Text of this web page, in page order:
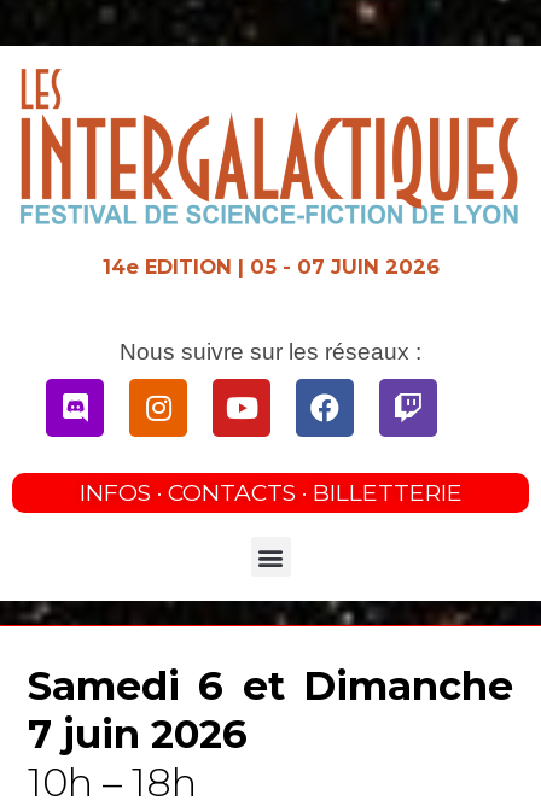
14e EDITION | 05 - 07 JUIN 2026
Nous suivre sur les réseaux :
DiscordInstagramYoutubeFacebookTwitch
INFOS · CONTACTS · BILLETTERIE
Menu
Samedi 6 et Dimanche
7 juin 2026
10h – 18h